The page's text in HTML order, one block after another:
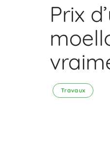
Prix
Travaux